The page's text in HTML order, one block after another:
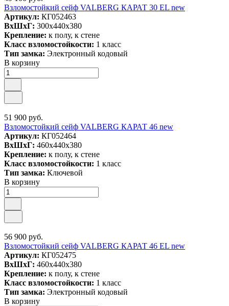
Взломостойкий сейф VALBERG КАРАТ 30 EL new
Артикул: КГ052463
ВxШxГ: 300x440x380
Крепление: к полу, к стене
Класс взломостойкости: 1 класс
Тип замка: Электронный кодовый
В корзину
51 900 руб.
Взломостойкий сейф VALBERG КАРАТ 46 new
Артикул: КГ052464
ВxШxГ: 460x440x380
Крепление: к полу, к стене
Класс взломостойкости: 1 класс
Тип замка: Ключевой
В корзину
56 900 руб.
Взломостойкий сейф VALBERG КАРАТ 46 EL new
Артикул: КГ052475
ВxШxГ: 460x440x380
Крепление: к полу, к стене
Класс взломостойкости: 1 класс
Тип замка: Электронный кодовый
В корзину